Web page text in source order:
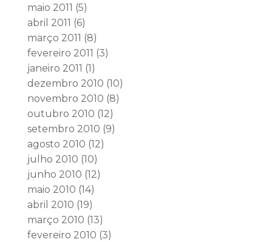
maio 2011 (5)
abril 2011 (6)
março 2011 (8)
fevereiro 2011 (3)
janeiro 2011 (1)
dezembro 2010 (10)
novembro 2010 (8)
outubro 2010 (12)
setembro 2010 (9)
agosto 2010 (12)
julho 2010 (10)
junho 2010 (12)
maio 2010 (14)
abril 2010 (19)
março 2010 (13)
fevereiro 2010 (3)